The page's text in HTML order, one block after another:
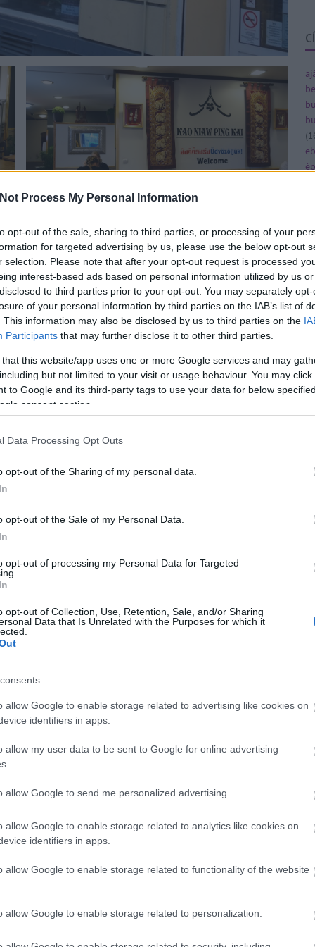
Process My Personal Information
opt-out of the sale, sharing to third parties, or processing of your
for targeted advertising by us, please use the below opt-out
selection. Please note that after your opt-out request is processed
interest-based ads based on personal information utilized by us
to third parties prior to your opt-out. You may separately
of your personal information by third parties on the IAB’s list of
This information may also be disclosed by us to third parties on the
Participants that may further disclose it to other third parties.
that this website/app uses one or more Google services and may
but not limited to your visit or usage behaviour. You may
to Google and its third-party tags to use your data for below
consent section.
Data Processing Opt Outs
opt-out of the Sharing of my personal data.
opt-out of the Sale of my Personal Data.
opt-out of processing my Personal Data for Targeted
opt-out of Collection, Use, Retention, Sale, and/or Sharing
Data that Is Unrelated with the Purposes for which it
allow Google to enable storage related to advertising like cookies on
identifiers in apps.
allow my user data to be sent to Google for online advertising
allow Google to send me personalized advertising.
allow Google to enable storage related to analytics like cookies on
identifiers in apps.
allow Google to enable storage related to functionality of the website
allow Google to enable storage related to personalization.
a kis táblát, hogy önkiszolgálás zajlik, vagyis
a nehezebben értelmezhető jeleit
a hűtőből, a konyhából kikiabálnak,
kamera láttán máris megmutatja a fogait,
az az őrült kapkodás, darálós kajagyártás,
mintha otthon lenne.
szót. Csodálatosan friss, legfeljebb ezt.
harcsapaprikásnak sem árt, ha nemrég fogott
meghálálja a dolgot. Így lehet igazán
(
(
25